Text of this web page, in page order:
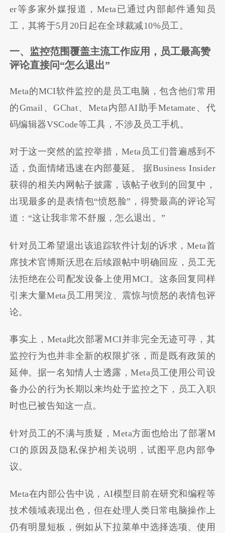
er等多家外媒报道，Meta已通过内部邮件通知员
工，其将于5月20日起在全球裁减10%员工。
一、监控范围覆盖主流工作应用，员工最高赞
评论直接问“怎么退出”
Meta的MCI软件监控的是员工电脑，包含他们常用
的Gmail、GChat、Meta内部AI助手Metamate、代
码编辑器VSCode等工具，不涉及员工手机。
对于这一突然的监控举措，Meta员工们普遍感到不
适，负面情绪迅速在内部蔓延。 据Business Insider
获得的相关内网帖子披露，该帖子收到的回复中，
出现最多的是表情包“愤怒脸”，得赞最高的评论写
道：“这让我非常不舒服，怎么退出。”
针对员工希望退出该追踪软件计划的诉求，Meta首
席技术官博斯沃思在后续跟帖中明确回应，员工无
法拒绝在公司配发设备上使用MCI。这条回复同样
引来大量Meta员工用哭泣、震惊与愤怒的表情包评
论。
事实上，Meta此次部署MCI并非完全无迹可寻，其
监控行为也并非全新的权限扩张，而是既有政策的
延伸。据一名知情人士透露，Meta员工使用公司设
备办公的行为长期以来均处于监控之下，员工入职
时也已被告知这一点。
针对员工的不满与质疑，Meta方面也给出了部署M
CI的原因及隐私保护相关说明，试图平息内部争
议。
Meta在内部公告中说，AI模型目前在研究和编程等
技术领域表现出色，但在处理人类日常电脑操作上
仍有明显短板，例如从下拉菜单中选择选项、使用